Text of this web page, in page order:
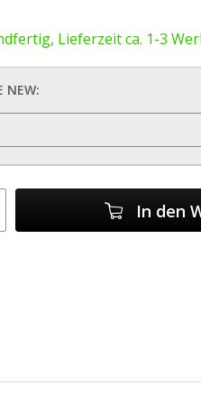
Lieferzeit ca. 1-3
NEW:
In den